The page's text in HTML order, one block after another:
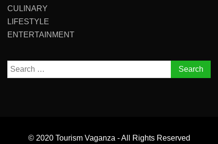
CULINARY
LIFESTYLE
ENTERTAINMENT
Search
for:
© 2020 Tourism Vaganza - All Rights Reserved